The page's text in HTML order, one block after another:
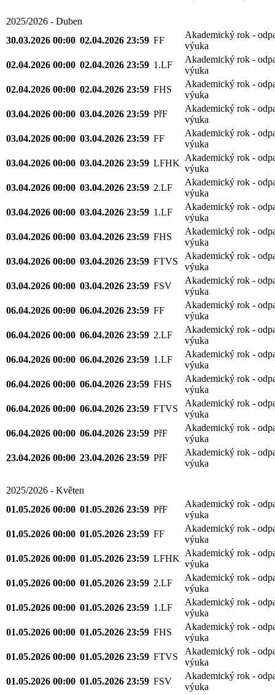
2025/2026 - Duben
30.03.2026 00:00 02.04.2026 23:59 FF
Akademický rok -
výuka
02.04.2026 00:00 02.04.2026 23:59 1.LF
Akademický rok -
výuka
02.04.2026 00:00 02.04.2026 23:59 FHS
Akademický rok -
výuka
03.04.2026 00:00 03.04.2026 23:59 PřF
Akademický rok -
výuka
03.04.2026 00:00 03.04.2026 23:59 FF
Akademický rok -
výuka
03.04.2026 00:00 03.04.2026 23:59 LFHK
Akademický rok -
výuka
03.04.2026 00:00 03.04.2026 23:59 2.LF
Akademický rok -
výuka
03.04.2026 00:00 03.04.2026 23:59 1.LF
Akademický rok -
výuka
03.04.2026 00:00 03.04.2026 23:59 FHS
Akademický rok -
výuka
03.04.2026 00:00 03.04.2026 23:59 FTVS
Akademický rok -
výuka
03.04.2026 00:00 03.04.2026 23:59 FSV
Akademický rok -
výuka
06.04.2026 00:00 06.04.2026 23:59 FF
Akademický rok -
výuka
06.04.2026 00:00 06.04.2026 23:59 2.LF
Akademický rok -
výuka
06.04.2026 00:00 06.04.2026 23:59 1.LF
Akademický rok -
výuka
06.04.2026 00:00 06.04.2026 23:59 FHS
Akademický rok -
výuka
06.04.2026 00:00 06.04.2026 23:59 FTVS
Akademický rok -
výuka
06.04.2026 00:00 06.04.2026 23:59 PřF
Akademický rok -
výuka
23.04.2026 00:00 23.04.2026 23:59 PřF
Akademický rok -
výuka
2025/2026 - Květen
01.05.2026 00:00 01.05.2026 23:59 PřF
Akademický rok -
výuka
01.05.2026 00:00 01.05.2026 23:59 FF
Akademický rok -
výuka
01.05.2026 00:00 01.05.2026 23:59 LFHK
Akademický rok -
výuka
01.05.2026 00:00 01.05.2026 23:59 2.LF
Akademický rok -
výuka
01.05.2026 00:00 01.05.2026 23:59 1.LF
Akademický rok -
výuka
01.05.2026 00:00 01.05.2026 23:59 FHS
Akademický rok -
výuka
01.05.2026 00:00 01.05.2026 23:59 FTVS
Akademický rok -
výuka
01.05.2026 00:00 01.05.2026 23:59 FSV
Akademický rok -
výuka